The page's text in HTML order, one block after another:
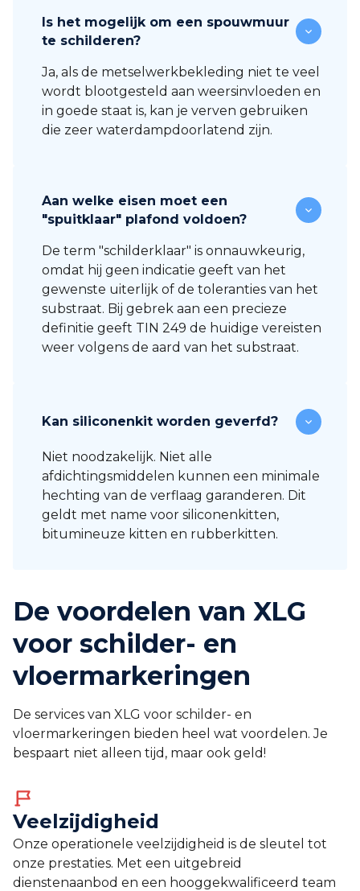
Is het mogelijk om een spouwmuur
te schilderen?
Ja, als de metselwerkbekleding niet te veel
wordt blootgesteld aan weersinvloeden en
in goede staat is, kan je verven gebruiken
die zeer waterdampdoorlatend zijn.
Aan welke eisen moet een
"spuitklaar" plafond voldoen?
De term "schilderklaar" is onnauwkeurig,
omdat hij geen indicatie geeft van het
gewenste uiterlijk of de toleranties van het
substraat. Bij gebrek aan een precieze
definitie geeft TIN 249 de huidige vereisten
weer volgens de aard van het substraat.
Kan siliconenkit worden geverfd?
Niet noodzakelijk. Niet alle
afdichtingsmiddelen kunnen een minimale
hechting van de verflaag garanderen. Dit
geldt met name voor siliconenkitten,
bitumineuze kitten en rubberkitten.
De voordelen van XLG
voor schilder- en
vloermarkeringen
De services van XLG voor schilder- en
vloermarkeringen bieden heel wat voordelen. Je
bespaart niet alleen tijd, maar ook geld!
Veelzijdigheid
Onze operationele veelzijdigheid is de sleutel tot
onze prestaties. Met een uitgebreid
dienstenaanbod en een hooggekwalificeerd team